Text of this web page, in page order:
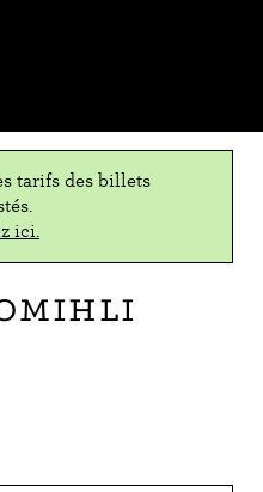
tarifs des billets
ici.